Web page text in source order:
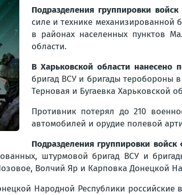
Подразделения группировки
силе и технике механизированной
в районах населенных пунктов
области.
В Харьковской области нанесено
бригад ВСУ и бригады теробороны
Терновая и Бугаевка Харьковской
Противник потерял до 210
автомобилей и орудие полевой
Подразделения группировки
штурмовой бригад ВСУ и
Волчий Яр и Карповка Донецкой
Народной Республики российские